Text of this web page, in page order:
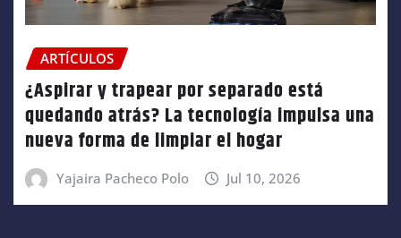
ARTÍCULOS
¿Aspirar y trapear por separado está
quedando atrás? La tecnología impulsa una
nueva forma de limpiar el hogar
Yajaira Pacheco Polo Jul 10, 2026